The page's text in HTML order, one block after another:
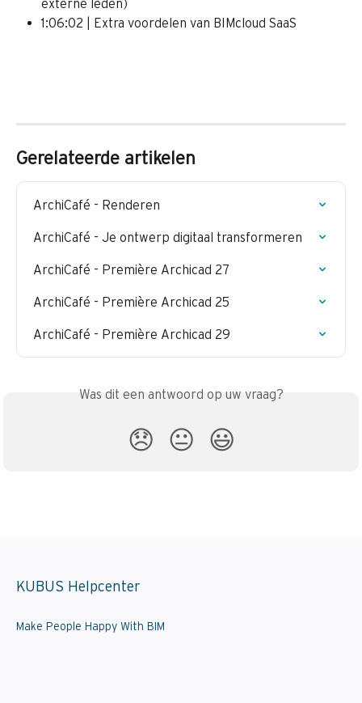
externe leden)
1:06:02 | Extra voordelen van BIMcloud SaaS
Gerelateerde artikelen
ArchiCafé - Renderen
ArchiCafé - Je ontwerp digitaal transformeren
ArchiCafé - Première Archicad 27
ArchiCafé - Première Archicad 25
ArchiCafé - Première Archicad 29
Was dit een antwoord op uw vraag?
😞 😐 😃
KUBUS Helpcenter
Make People Happy With BIM